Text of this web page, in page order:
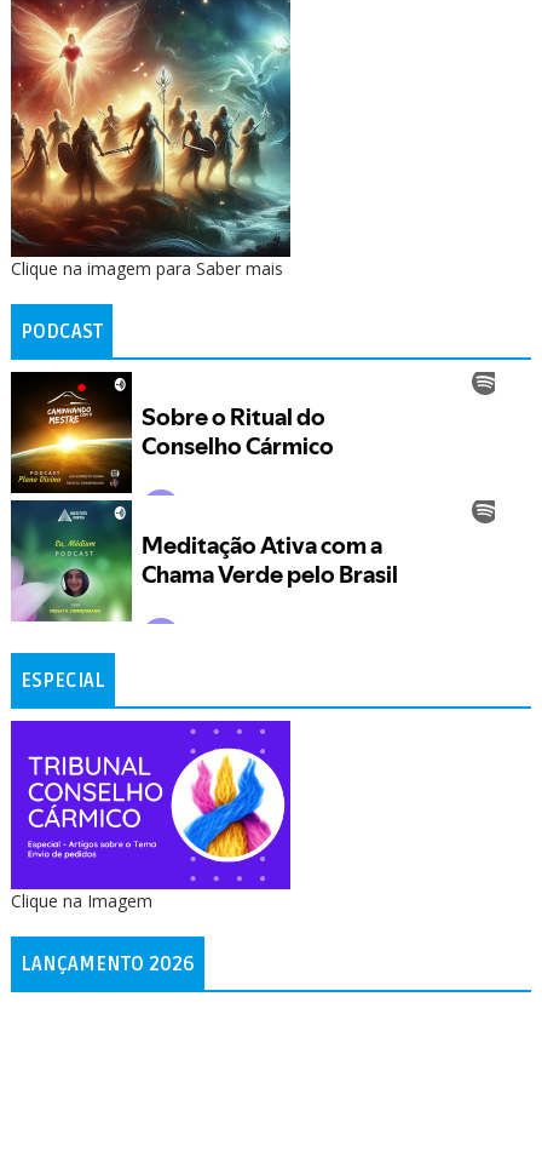
Clique na imagem para Saber mais
PODCAST
ESPECIAL
Clique na Imagem
LANÇAMENTO 2026